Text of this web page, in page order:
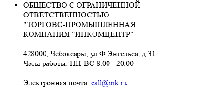
ОБЩЕСТВО С ОГРАНИЧЕННОЙ
ОТВЕТСТВЕННОСТЬЮ
"ТОРГОВО-ПРОМЫШЛЕННАЯ
КОМПАНИЯ "ИНКОМЦЕНТР"
428000, Чебоксары, ул.Ф.Энгельса, д.31
Часы работы: ПН-ВС 8.00 - 20.00
Электронная почта: call@ink.ru